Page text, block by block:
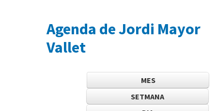
Agenda de Jordi Mayor
Vallet
MES
SETMANA